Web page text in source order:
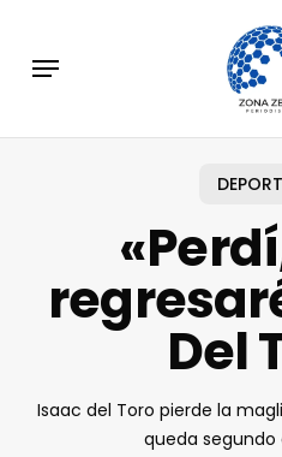
main
Menu
Del
Isaac del Toro pierde la
queda segundo